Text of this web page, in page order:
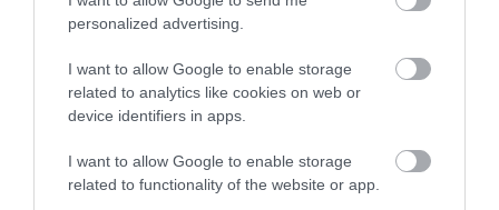
personalized advertising.
I want to allow Google to enable storage
related to analytics like cookies on web or
device identifiers in apps.
I want to allow Google to enable storage
related to functionality of the website or app.
Kövessétek a közösségi csatornáinkat is, így
nem maradtok le folyamatosan frissülő
tartalmainkról: Drive Magazine néven ott
vagyunk aTikTokon, az
VADMACSKA ÁLLAT MAGYARORSZÁG